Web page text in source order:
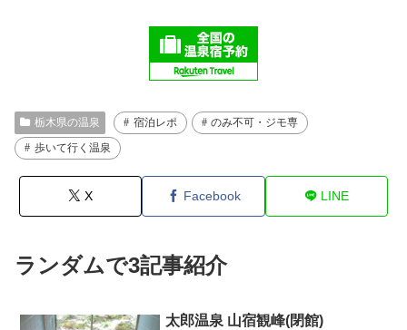
栃木県の温泉 宿泊レポ
のみ不可・ジモ専
歩いて行く温泉
X Facebook LINE
ランダムで3記事紹介
太郎温泉 山宿観峰(閉館)